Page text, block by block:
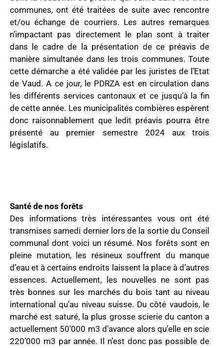
communes, ont été traitées de suite avec rencontre
et/ou échange de courriers. Les autres remarques
n’impactant pas directement le plan sont à traiter
dans le cadre de la présentation de ce préavis de
manière simultanée dans les trois communes. Toute
cette démarche a été validée par les juristes de l’Etat
de Vaud. A ce jour, le PDRZA est en circulation dans
les différents services cantonaux et ce jusqu’à la fin
de cette année. Les municipalités combières espèrent
donc raisonnablement que ledit préavis pourra être
présenté au premier semestre 2024 aux trois
législatifs.
Santé de nos forêts
Des informations très intéressantes vous ont été
transmises samedi dernier lors de la sortie du Conseil
communal dont voici un résumé. Nos forêts sont en
pleine mutation, les résineux souffrent du manque
d’eau et à certains endroits laissent la place à d’autres
essences. Actuellement, les nouvelles ne sont pas
très bonnes sur les marchés du bois tant au niveau
international qu’au niveau suisse. Du côté vaudois, le
marché est saturé, la plus grosse scierie du canton a
actuellement 50’000 m3 d’avance alors qu’elle en scie
220’000 m3 par année. Il n’est donc pas possible de